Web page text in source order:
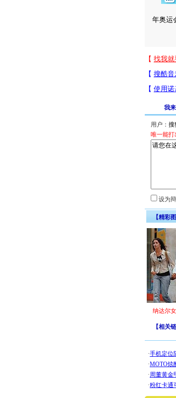
年奥运
我
用户：
唯一能打
设为
【精彩
纳达尔
【相关